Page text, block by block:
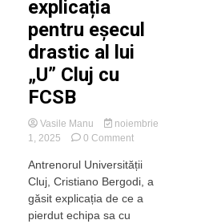
explicația
pentru eșecul
drastic al lui
„U” Cluj cu
FCSB
Vasile Manu
noiembrie
1, 2025
0 Commenton
a
găsit
explicația
Antrenorul Universității
Cluj, Cristiano Bergodi, a
găsit explicația de ce a
pierdut echipa sa cu